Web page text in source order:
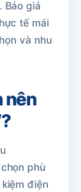
Báo giá
tế mái
và nhu
nên
phù
điện